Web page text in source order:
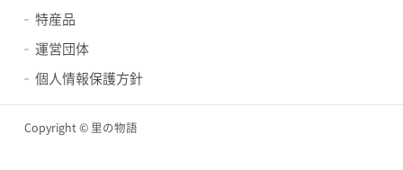
特産品
運営団体
個人情報保護方針
Copyright © 里の物語